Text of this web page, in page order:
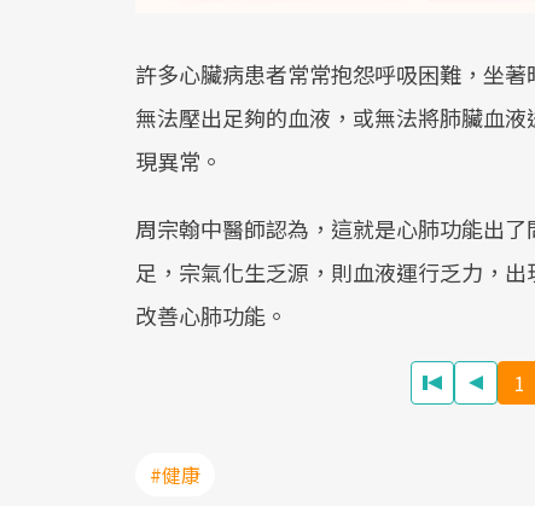
許多心臟病患者常常抱怨呼吸困難，坐
無法壓出足夠的血液，或無法將肺臟血
現異常。
周宗翰中醫師認為，這就是心肺功能出
足，宗氣化生乏源，則血液運行乏力，
改善心肺功能。
1
#健康